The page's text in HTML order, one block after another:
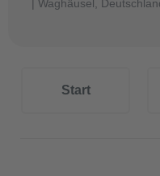
| Waghäusel,
Start